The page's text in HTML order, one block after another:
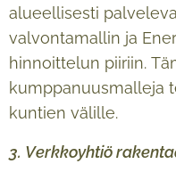
alueellisesti
valvontamallin ja
hinnoittelun piiriin.
kumppanuusmalleja
kuntien välille.
3. Verkkoyhtiö